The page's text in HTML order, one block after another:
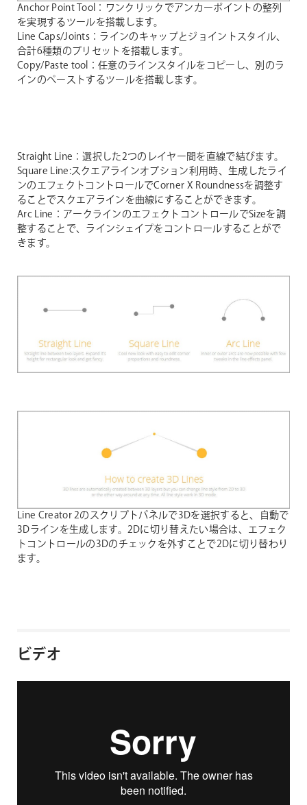
Anchor Point Tool：ワンクリックでアンカーポイントの整列
を実現するツールを搭載します。
Line Caps/Joints：ラインのキャップとジョイントスタイル、
合計6種類のプリセットを搭載します。
Copy/Paste tool：任意のラインスタイルをコピーし、別のラ
インのペーストするツールを搭載します。
Straight Line：選択した2つのレイヤー間を直線で結びます。
Square Line:スクエアラインオプション利用時、生成したライ
ンのエフェクトコントロールでCorner X Roundnessを調整す
ることでスクエアラインを曲線にすることができます。
Arc Line：アークラインのエフェクトコントロールでSizeを調
整することで、ラインシェイプをコントロールすることがで
きます。
Line Creator 2のスクリプトパネルで3Dを選択すると、自動で
3Dラインを生成します。2Dに切り替えたい場合は、エフェク
トコントロールの3Dのチェックを外すことで2Dに切り替わり
ます。
ビデオ